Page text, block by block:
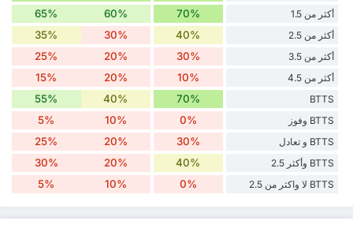
أكثر من 1.5 70%
60%
65%
أكثر من 2.5 40%
30%
35%
أكثر من 3.5 30%
20%
25%
أكثر من 4.5 10%
20%
15%
BTTS
70%
40%
55%
BTTS وفوز 0%
10%
5%
BTTS و تعادل 30%
20%
25%
BTTS وأكثر 2.5 40%
20%
30%
BTTS لا واكثر من 2.5 0%
10%
5%